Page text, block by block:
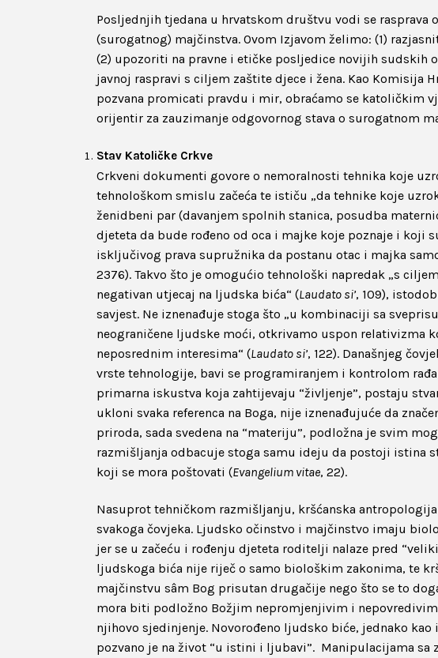
Posljednjih tjedana u hrvatskom društvu vodi se rasprava
(surogatnog) majčinstva. Ovom Izjavom želimo: (1)
(2) upozoriti na pravne i etičke posljedice novijih sudskih
javnoj raspravi s ciljem zaštite djece i žena. Kao Komisija
pozvana promicati pravdu i mir, obraćamo se katoličkim
orijentir za zauzimanje odgovornog stava o surogatnom
Stav Katoličke Crkve
Crkveni dokumenti govore o nemoralnosti tehnika koje
tehnološkom smislu začeća te ističu „da tehnike koje
ženidbeni par (davanjem spolnih stanica, posudba
djeteta da bude rođeno od oca i majke koje poznaje i koji
isključivog prava supružnika da postanu otac i majka
2376). Takvo što je omogućio tehnološki napredak „s
negativan utjecaj na ljudska bića“ (Laudato si’, 109),
savjest. Ne iznenađuje stoga što „u kombinaciji sa
neograničene ljudske moći, otkrivamo uspon relativizma
neposrednim interesima“ (Laudato si’, 122). Današnjeg
vrste tehnologije, bavi se programiranjem i kontrolom
primarna iskustva koja zahtijevaju “življenje”, postaju
ukloni svaka referenca na Boga, nije iznenađujuće da
priroda, sada svedena na “materiju”, podložna je svim
razmišljanja odbacuje stoga samu ideju da postoji istina
koji se mora poštovati (Evangelium vitae, 22).
Nasuprot tehničkom razmišljanju, kršćanska
svakoga čovjeka. Ljudsko očinstvo i majčinstvo imaju
jer se u začeću i rođenju djeteta roditelji nalaze pred
ljudskoga bića nije riječ o samo biološkim zakonima, te
majčinstvu sâm Bog prisutan drugačije nego što se to
mora biti podložno Božjim nepromjenjivim i
njihovo sjedinjenje. Novorođeno ljudsko biće, jednako
pozvano je na život “u istini i ljubavi”. Manipulacijama sa